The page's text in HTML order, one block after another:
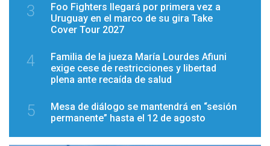
3
Foo Fighters llegará por primera vez a
Uruguay en el marco de su gira Take
Cover Tour 2027
4
Familia de la jueza María Lourdes Afiuni
exige cese de restricciones y libertad
plena ante recaída de salud
5
Mesa de diálogo se mantendrá en “sesión
permanente” hasta el 12 de agosto